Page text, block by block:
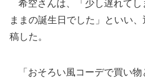
希空さんは、「少し遅れてし
ままの誕生日でした」といい
稿した。
「おそろい風コーデで買い物